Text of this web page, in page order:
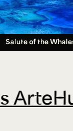
Salute of the
7